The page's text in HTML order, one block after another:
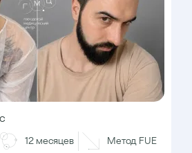
12 месяцев Метод FUE